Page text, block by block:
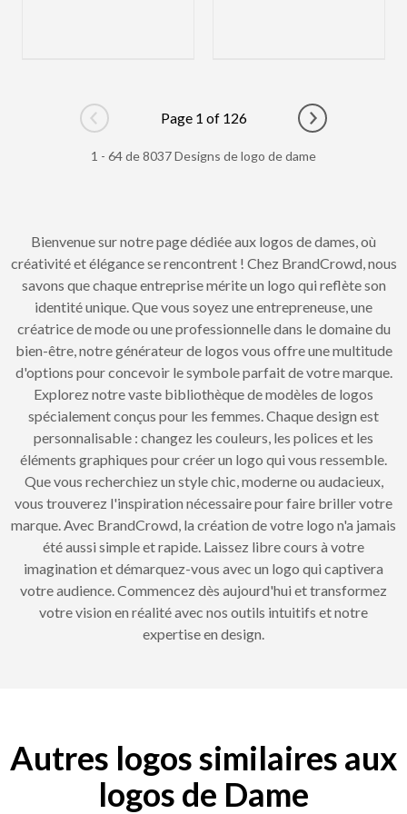
Go to previous page
Page 1 of 126
Go to next
1 - 64 de 8037 Designs de logo de dame
Bienvenue sur notre page dédiée aux logos de dames, où
créativité et élégance se rencontrent ! Chez BrandCrowd, nous
savons que chaque entreprise mérite un logo qui reflète son
identité unique. Que vous soyez une entrepreneuse, une
créatrice de mode ou une professionnelle dans le domaine du
bien-être, notre générateur de logos vous offre une multitude
d'options pour concevoir le symbole parfait de votre marque.
Explorez notre vaste bibliothèque de modèles de logos
spécialement conçus pour les femmes. Chaque design est
personnalisable : changez les couleurs, les polices et les
éléments graphiques pour créer un logo qui vous ressemble.
Que vous recherchiez un style chic, moderne ou audacieux,
vous trouverez l'inspiration nécessaire pour faire briller votre
marque. Avec BrandCrowd, la création de votre logo n'a jamais
été aussi simple et rapide. Laissez libre cours à votre
imagination et démarquez-vous avec un logo qui captivera
votre audience. Commencez dès aujourd'hui et transformez
votre vision en réalité avec nos outils intuitifs et notre
expertise en design.
Autres logos similaires aux
logos de Dame